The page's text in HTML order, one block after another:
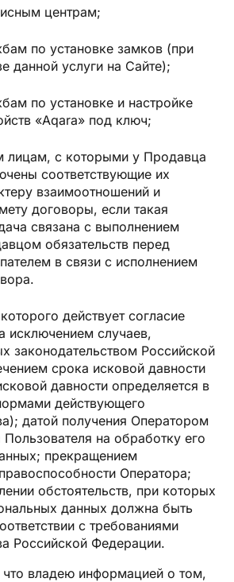
центрам;
по установке замков (при
данной услуги на Сайте);
по установке и настройке
«Aqara» под ключ;
лицам, с которыми у Продавца
соответствующие их
взаимоотношений и
договоры, если такая
связана с выполнением
обязательств перед
в связи с исполнением
действует согласие
исключением случаев,
законодательством Российской
срока исковой давности
давности определяется в
действующего
датой получения Оператором
Пользователя на обработку его
прекращением
Оператора;
обстоятельств, при которых
данных должна быть
с требованиями
Российской Федерации.
владею информацией о том,